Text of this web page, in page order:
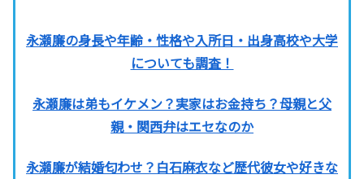
永瀬廉の身長や年齢・性格や入所日・出身高校や大学
についても調査！
永瀬廉は弟もイケメン？実家はお金持ち？母親と父
親・関西弁はエセなのか
永瀬廉が結婚匂わせ？白石麻衣など歴代彼女や好きな